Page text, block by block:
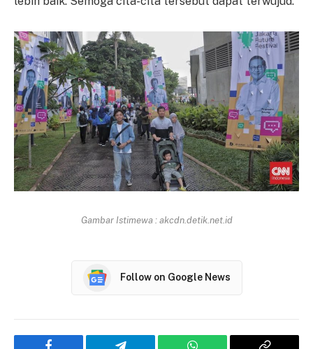
Gambar Istimewa : akcdn.detik.net.id
Follow on Google News